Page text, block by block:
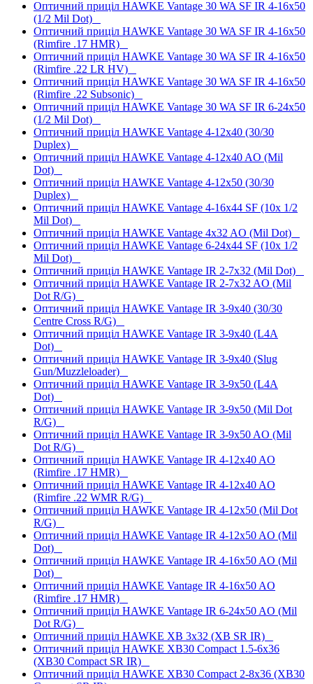
Оптичний приціл HAWKE Vantage 30 WA SF IR 4-16x50
(1/2 Mil Dot)
Оптичний приціл HAWKE Vantage 30 WA SF IR 4-16x50
(Rimfire .17 HMR)
Оптичний приціл HAWKE Vantage 30 WA SF IR 4-16x50
(Rimfire .22 LR HV)
Оптичний приціл HAWKE Vantage 30 WA SF IR 4-16x50
(Rimfire .22 Subsonic)
Оптичний приціл HAWKE Vantage 30 WA SF IR 6-24x50
(1/2 Mil Dot)
Оптичний приціл HAWKE Vantage 4-12x40 (30/30
Duplex)
Оптичний приціл HAWKE Vantage 4-12x40 AO (Mil
Dot)
Оптичний приціл HAWKE Vantage 4-12x50 (30/30
Duplex)
Оптичний приціл HAWKE Vantage 4-16x44 SF (10x 1/2
Mil Dot)
Оптичний приціл HAWKE Vantage 4x32 AO (Mil Dot)
Оптичний приціл HAWKE Vantage 6-24x44 SF (10x 1/2
Mil Dot)
Оптичний приціл HAWKE Vantage IR 2-7x32 (Mil Dot)
Оптичний приціл HAWKE Vantage IR 2-7x32 AO (Mil
Dot R/G)
Оптичний приціл HAWKE Vantage IR 3-9x40 (30/30
Centre Cross R/G)
Оптичний приціл HAWKE Vantage IR 3-9x40 (L4A
Dot)
Оптичний приціл HAWKE Vantage IR 3-9x40 (Slug
Gun/Muzzleloader)
Оптичний приціл HAWKE Vantage IR 3-9x50 (L4A
Dot)
Оптичний приціл HAWKE Vantage IR 3-9x50 (Mil Dot
R/G)
Оптичний приціл HAWKE Vantage IR 3-9x50 AO (Mil
Dot R/G)
Оптичний приціл HAWKE Vantage IR 4-12x40 AO
(Rimfire .17 HMR)
Оптичний приціл HAWKE Vantage IR 4-12x40 AO
(Rimfire .22 WMR R/G)
Оптичний приціл HAWKE Vantage IR 4-12x50 (Mil Dot
R/G)
Оптичний приціл HAWKE Vantage IR 4-12x50 AO (Mil
Dot)
Оптичний приціл HAWKE Vantage IR 4-16x50 AO (Mil
Dot)
Оптичний приціл HAWKE Vantage IR 4-16x50 AO
(Rimfire .17 HMR)
Оптичний приціл HAWKE Vantage IR 6-24x50 AO (Mil
Dot R/G)
Оптичний приціл HAWKE XB 3x32 (XB SR IR)
Оптичний приціл HAWKE XB30 Compact 1.5-6x36
(XB30 Compact SR IR)
Оптичний приціл HAWKE XB30 Compact 2-8x36 (XB30